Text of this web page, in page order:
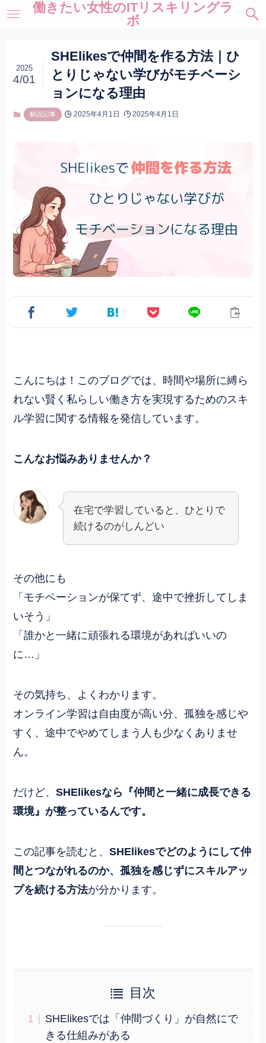
働きたい女性のITリスキリングラ
ボ
SHElikesで仲間を作る方法｜ひ
とりじゃない学びがモチベーシ
ョンになる理由
2025
4/01
解説記事 2025年4月1日 2025年4月1日
こんにちは！このブログでは、時間や場所に縛ら
れない賢く私らしい働き方を実現するためのスキ
ル学習に関する情報を発信しています。
こんなお悩みありませんか？
在宅で学習していると、ひとりで
続けるのがしんどい
その他にも
「モチベーションが保てず、途中で挫折してしま
いそう」
「誰かと一緒に頑張れる環境があればいいの
に…」
その気持ち、よくわかります。
オンライン学習は自由度が高い分、孤独を感じや
すく、途中でやめてしまう人も少なくありませ
ん。
だけど、SHElikesなら『仲間と一緒に成長できる
環境』が整っているんです。
この記事を読むと、SHElikesでどのようにして仲
間とつながれるのか、孤独を感じずにスキルアッ
プを続ける方法が分かります。
目次
SHElikesでは「仲間づくり」が自然にで
きる仕組みがある